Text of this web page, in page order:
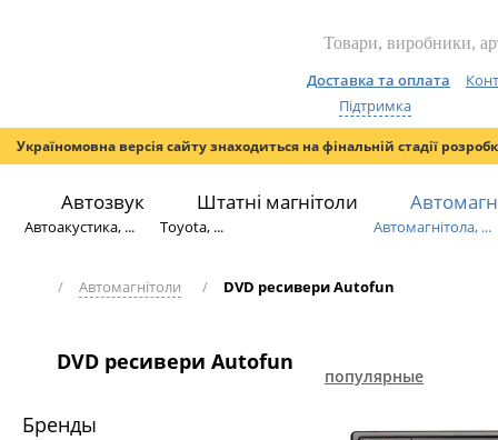
Доставка та оплата
Підтримка
Україномовна версія сайту знаходиться на фінальній стадії
Автозвук
Автоакустика, ...
Штатні магнітоли
Toyota, ... Автомагнітола, ...
/ Автомагнітоли / DVD ресивери Autofun
DVD ресивери Autofun
Бренды
популярные